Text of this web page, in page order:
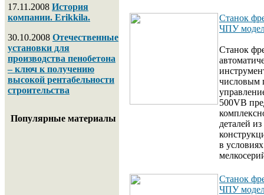
17.11.2008 История
компании. Erikkila.
30.10.2008 Отечественные
установки для
производства пенобетона
– ключ к получению
высокой рентабельности
строительства
Популярные материалы
Станок
ЧПУ
Станок
числовым
500VB
деталей
в
Станок
ЧПУ